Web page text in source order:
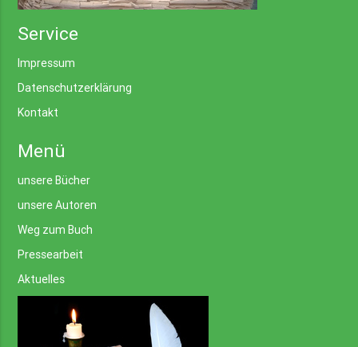
Service
Impressum
Datenschutzerklärung
Kontakt
Menü
unsere Bücher
unsere Autoren
Weg zum Buch
Pressearbeit
Aktuelles